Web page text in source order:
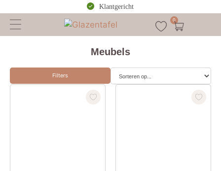
Klantgericht
0
Meubels
Filters